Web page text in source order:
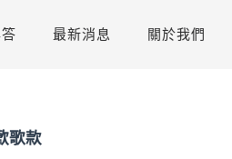
最新消息 關於我們
歌款